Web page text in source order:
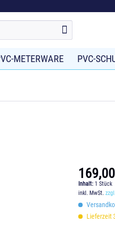
METERWARE PVC-
Inhalt: 1 Stück
inkl. MwSt.
Lieferzeit